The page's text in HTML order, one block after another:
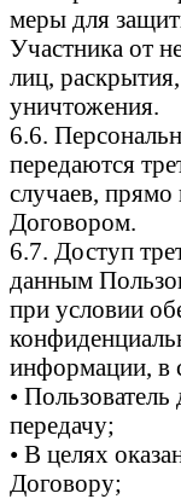
меры для
Участника от
лиц,
уничтожения.
6.6.
передаются
случаев,
Договором.
6.7. Доступ
данным
при условии
информации, в
• Пользователь
передачу;
• В целях
Договору;